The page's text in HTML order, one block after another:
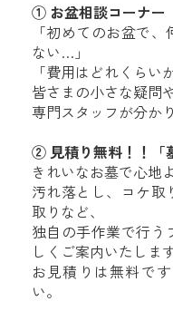
① お盆相談コーナー
「初めてのお盆で
ない…」
「費用はどれくらい
皆さまの小さな疑問
専門スタッフが分か
② 見積り無料！！「
きれいなお墓で心地
汚れ落とし、コケ取
取りなど、
独自の手作業で行う
しくご案内いたします
お見積りは無料で
い。